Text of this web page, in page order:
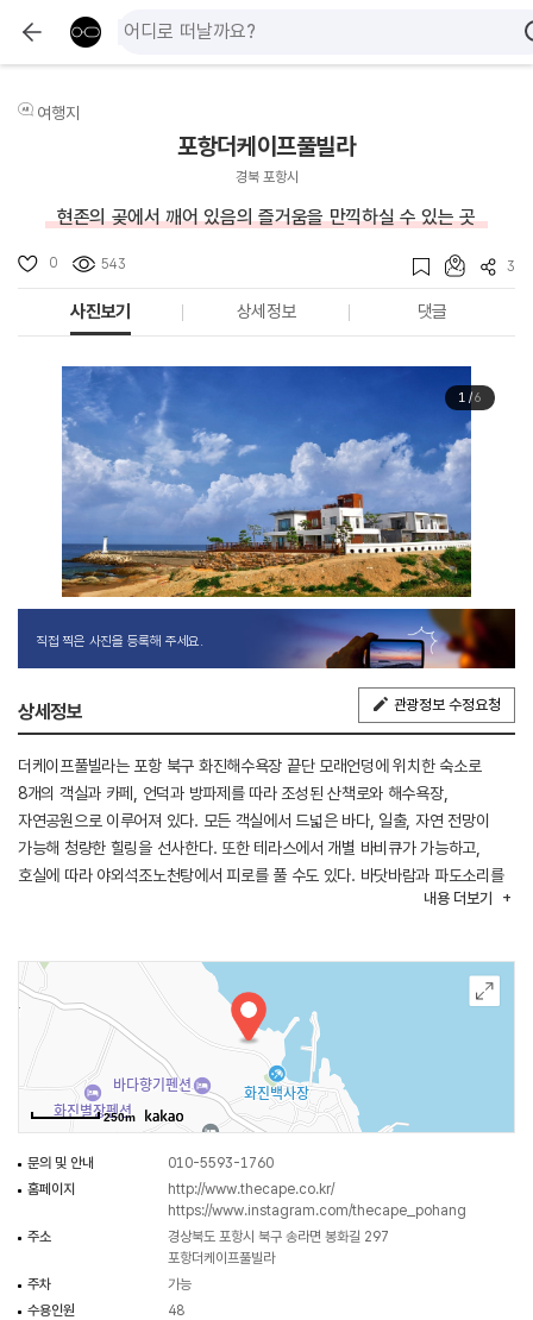
여행지
포항더케이프풀빌라
경북 포항시
현존의 곶에서 깨어 있음의 즐거움을 만끽하실 수 있는 곳
0 543 3
사진보기 상세정보 댓글
1/6
직접 찍은 사진을 등록해 주세요.
상세정보 관광정보 수정요청
더케이프풀빌라는 포항 북구 화진해수욕장 끝단 모래언덩에 위치한 숙소로
8개의 객실과 카페, 언덕과 방파제를 따라 조성된 산책로와 해수욕장,
자연공원으로 이루어져 있다. 모든 객실에서 드넓은 바다, 일출, 자연 전망이
가능해 청량한 힐링을 선사한다. 또한 테라스에서 개별 바비큐가 가능하고,
호실에 따라 야외석조노천탕에서 피로를 풀 수도 있다. 바닷바람과 파도소리를
내용 더보기
250m
문의 및 안내
010-5593-1760
홈페이지
http://www.thecape.co.kr/
https://www.instagram.com/thecape_pohang
주소
경상북도 포항시 북구 송라면 봉화길 297
포항더케이프풀빌라
주차
가능
수용인원
48